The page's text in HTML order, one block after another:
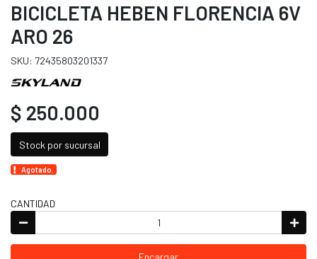
BICICLETA HEBEN FLORENCIA 6V
ARO 26
SKU: 72435803201337
$ 250.000
Stock por sucursal
Agotado.
CANTIDAD
Encargar